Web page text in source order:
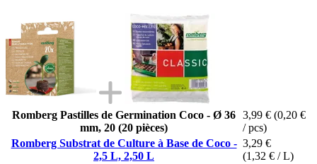
Romberg Pastilles de Germination Coco - Ø 36
mm, 20 (20 pièces)
3,99 € (0,20 €
/ pcs)
Romberg Substrat de Culture à Base de Coco -
2,5 L, 2,50 L
3,29 €
(1,32 € / L)